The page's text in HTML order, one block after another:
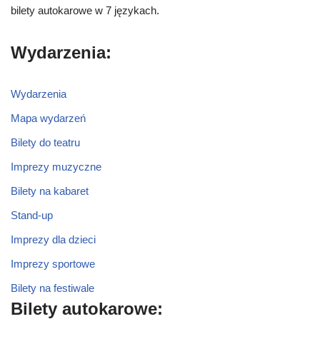
bilety autokarowe w 7 językach.
Wydarzenia:
Wydarzenia
Mapa wydarzeń
Bilety do teatru
Imprezy muzyczne
Bilety na kabaret
Stand-up
Imprezy dla dzieci
Imprezy sportowe
Bilety na festiwale
Bilety autokarowe: